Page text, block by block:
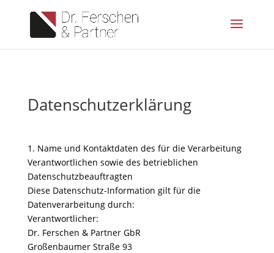
Datenschutzerklärung
1. Name und Kontaktdaten des für die Verarbeitung
Verantwortlichen sowie des betrieblichen
Datenschutzbeauftragten
Diese Datenschutz-Information gilt für die
Datenverarbeitung durch:
Verantwortlicher:
Dr. Ferschen & Partner GbR
Großenbaumer Straße 93